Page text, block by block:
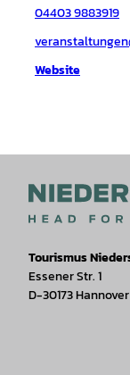
04403 9883919
Website
Tourismus
Essener Str. 1
D-30173 Hannover